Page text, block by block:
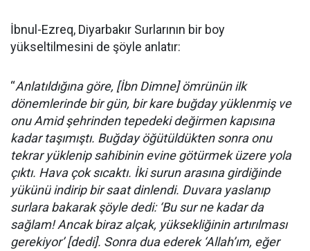
İbnul-Ezreq, Diyarbakır Surlarının bir boy
yükseltilmesini de şöyle anlatır:
“Anlatıldığına göre, [İbn Dimne] ömrünün ilk
dönemlerinde bir gün, bir kare buğday yüklenmiş ve
onu Amid şehrinden tepedeki değirmen kapısına
kadar taşımıştı. Buğday öğütüldükten sonra onu
tekrar yüklenip sahibinin evine götürmek üzere yola
çıktı. Hava çok sıcaktı. İki surun arasına girdiğinde
yükünü indirip bir saat dinlendi. Duvara yaslanıp
surlara bakarak şöyle dedi: ‘Bu sur ne kadar da
sağlam! Ancak biraz alçak, yüksekliğinin artırılması
gerekiyor’ [dedi]. Sonra dua ederek ‘Allah’ım, eğer